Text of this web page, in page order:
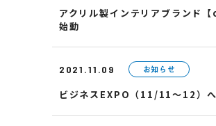
アクリル製インテリアブランド
始動
2021.11.09 お知らせ
ビジネスEXPO（11/11～12）へ